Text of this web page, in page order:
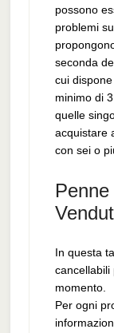
possono
problemi
seconda
cui
minimo di
quelle
acquistare
con sei o
In questa
cancellabili
momento.
Per ogni